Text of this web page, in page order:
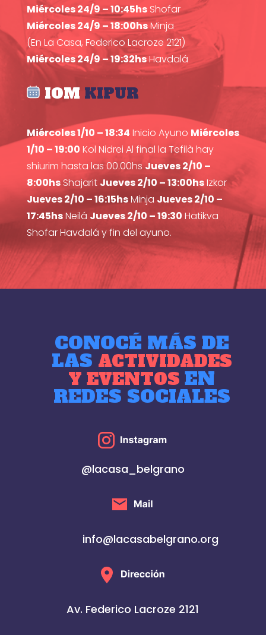
Miércoles 24/9 – 10:45hsShofar
Miércoles 24/9 – 18:00hsMinja
(En La Casa, Federico Lacroze 2121)
Miércoles 24/9 – 19:32hsHavdalá
IOM KIPUR
Miércoles 1/10 – 18:34 Inicio Ayuno Miércoles
1/10 – 19:00 Kol Nidrei Al final la Tefilà hay
shiurim hasta las 00.00hsJueves 2/10 –
8:00hsShajarit Jueves 2/10 – 13:00hsIzkor
Jueves 2/10 – 16:15hsMinja Jueves 2/10 –
17:45hsNeilá Jueves 2/10 – 19:30 Hatikva
Shofar Havdalá y fin del ayuno.
CONOCÉ MÁS DE
LAS ACTIVIDADES
Y EVENTOSEN
REDES SOCIALES
@lacasa_belgrano
info@lacasabelgrano.org
Av. Federico Lacroze 2121